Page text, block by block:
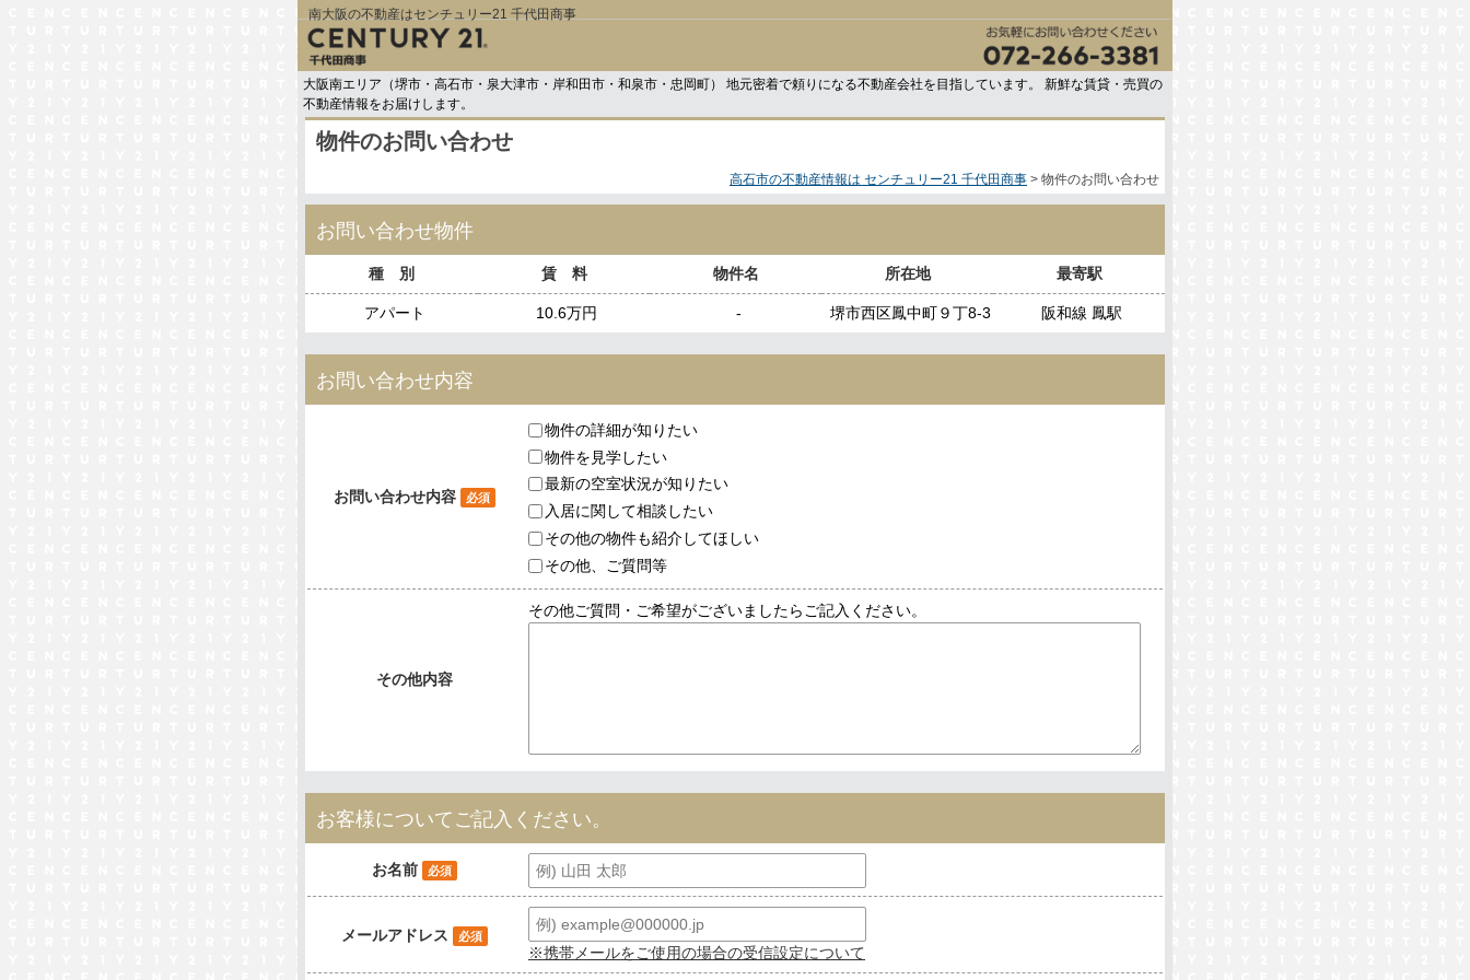
南大阪の不動産はセンチュリー21 千代田商事
大阪南エリア（堺市・高石市・泉大津市・岸和田市・和泉市・忠岡町） 地元密着で頼りになる不動産会社を目指しています。 新鮮な賃貸・売買の
不動産情報をお届けします。
物件のお問い合わせ
高石市の不動産情報は センチュリー21 千代田商事 物件のお問い合わせ
お問い合わせ物件
種 別 賃 料 物件名 所在地 最寄駅
アパート 10.6万円 - 堺市西区鳳中町９丁8-3 阪和線 鳳駅
お問い合わせ内容
お問い合わせ内容 必須
物件の詳細が知りたい
物件を見学したい
最新の空室状況が知りたい
入居に関して相談したい
その他の物件も紹介してほしい
その他、ご質問等
その他内容
その他ご質問・ご希望がございましたらご記入ください。
お客様についてご記入ください。
お名前 必須
メールアドレス 必須
※携帯メールをご使用の場合の受信設定について